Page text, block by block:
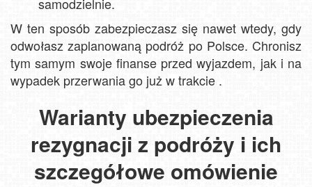
samodzielnie.
W ten sposób zabezpieczasz się nawet wtedy, gdy
odwołasz zaplanowaną podróż po Polsce. Chronisz
tym samym swoje finanse przed wyjazdem, jak i na
wypadek przerwania go już w trakcie .
Warianty ubezpieczenia
rezygnacji z podróży i ich
szczegółowe omówienie